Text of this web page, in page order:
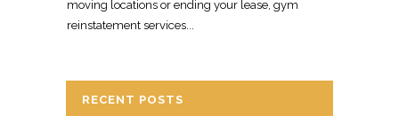
RECENT POSTS